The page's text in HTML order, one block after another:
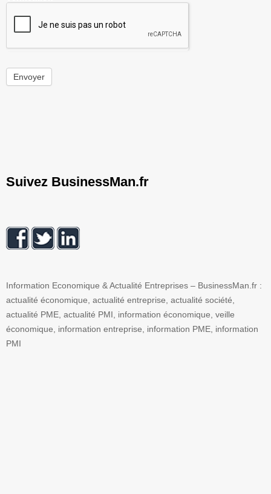
Envoyer
Suivez BusinessMan.fr
Information Economique & Actualité Entreprises – BusinessMan.fr :
actualité économique, actualité entreprise, actualité société,
actualité PME, actualité PMI, information économique, veille
économique, information entreprise, information PME, information
PMI